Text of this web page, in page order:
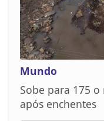
Mundo
Sobe para 175
após enchentes